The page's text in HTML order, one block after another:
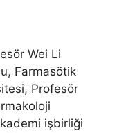
Wei Li
Farmasötik
Profesör
işbirliği